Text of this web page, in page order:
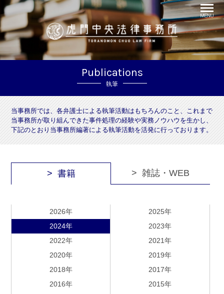
Publications
執筆
当事務所では、各弁護士による執筆活動はもちろんのこと、これまで
当事務所が取り組んできた事件処理の経験や実務ノウハウを生かし、
下記のとおり当事務所編著による執筆活動を活発に行っております。
書籍 雑誌・WEB
2026年
2025年
2024年
2023年
2022年
2021年
2020年
2019年
2018年
2017年
2016年
2015年